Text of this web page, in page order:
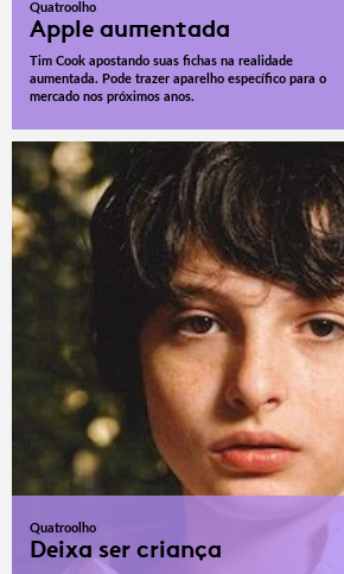
Quatroolho
Apple aumentada
Tim Cook apostando suas fichas na realidade
aumentada. Pode trazer aparelho específico para o
mercado nos próximos anos.
Quatroolho
Deixa ser criança